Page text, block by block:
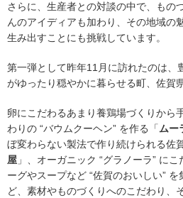
さらに、生産者との対談の中で、もの
んのアイディアも加わり、その地域の
生み出すことにも挑戦しています。
第一弾として昨年11月に訪れたのは、
がゆったり穏やかに暮らせる町、佐賀
卵にこだわるあまり養鶏場づくりから
わりの “バウムクーヘン” を作る「ムー
ぼ変わらない製法で作り続けられる佐
屋 」、オーガニック “グラノーラ” にこ
ーグやスープなど “佐賀のおいしい” を
ど、素材やものづくりへのこだわり、